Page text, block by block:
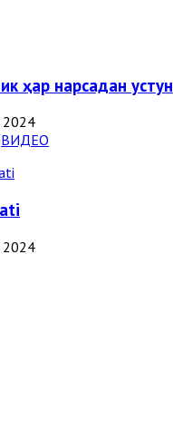
ҳар нарсадан устун
2024
ВИДЕО
2024